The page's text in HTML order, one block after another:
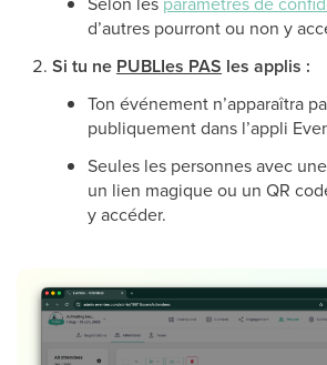
d’autres pourront ou non y
Si tu ne PUBLIes PAS les applis :
Ton événement n’apparaîtra
publiquement dans l’appli
Seules les personnes avec
un lien magique ou un QR
y accéder.